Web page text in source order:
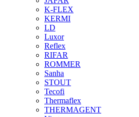
K-FLEX
KERMI
LD
Luxor
Reflex
RIFAR
ROMMER
Sanha
STOUT
Tecofi
Thermaflex
THERMAGENT